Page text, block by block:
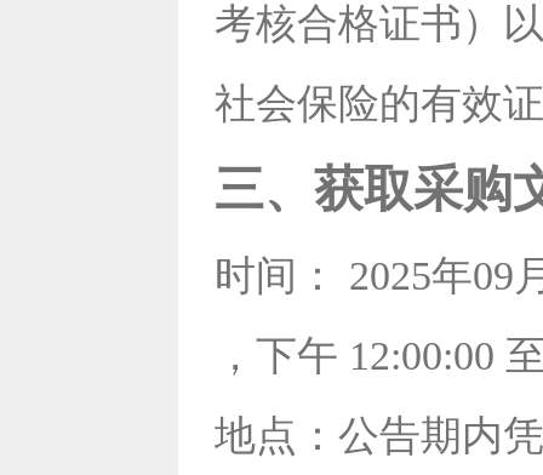
考核合格证书）
社会保险的有效
三、获取采购
时间： 2025年09
，下午 12:00:00
地点：公告期内